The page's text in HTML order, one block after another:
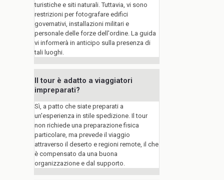
turistiche e siti naturali. Tuttavia, vi sono
restrizioni per fotografare edifici
governativi, installazioni militari e
personale delle forze dell'ordine. La guida
vi informerà in anticipo sulla presenza di
tali luoghi.
Il tour è adatto a viaggiatori
impreparati?
Sì, a patto che siate preparati a
un'esperienza in stile spedizione. Il tour
non richiede una preparazione fisica
particolare, ma prevede il viaggio
attraverso il deserto e regioni remote, il che
è compensato da una buona
organizzazione e dal supporto.